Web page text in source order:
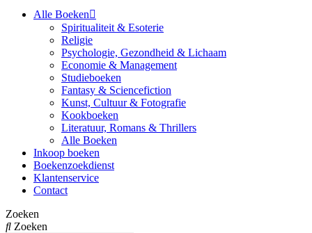
Alle Boeken
Spiritualiteit & Esoterie
Religie
Psychologie, Gezondheid & Lichaam
Economie & Management
Studieboeken
Fantasy & Sciencefiction
Kunst, Cultuur & Fotografie
Kookboeken
Literatuur, Romans & Thrillers
Alle Boeken
Inkoop boeken
Boekenzoekdienst
Klantenservice
Contact
Zoeken
Zoeken